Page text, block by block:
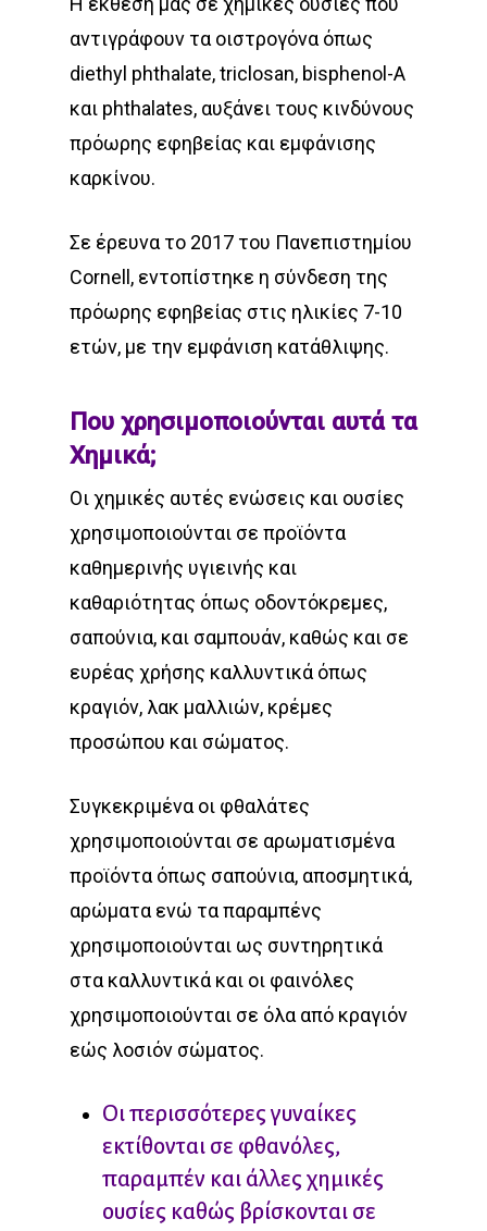
αντιγράφουν τα οιστρογόνα όπως
diethyl phthalate, triclosan, bisphenol-A
και phthalates, αυξάνει τους κινδύνους
πρόωρης εφηβείας και εμφάνισης
καρκίνου.
Σε έρευνα το 2017 του Πανεπιστημίου
Cornell, εντοπίστηκε η σύνδεση της
πρόωρης εφηβείας στις ηλικίες 7-10
ετών, με την εμφάνιση κατάθλιψης.
Που χρησιμοποιούνται αυτά τα
Χημικά;
Οι χημικές αυτές ενώσεις και ουσίες
χρησιμοποιούνται σε προϊόντα
καθημερινής υγιεινής και
καθαριότητας όπως οδοντόκρεμες,
σαπούνια, και σαμπουάν, καθώς και σε
ευρέας χρήσης καλλυντικά όπως
κραγιόν, λακ μαλλιών, κρέμες
προσώπου και σώματος.
Συγκεκριμένα οι φθαλάτες
χρησιμοποιούνται σε αρωματισμένα
προϊόντα όπως σαπούνια, αποσμητικά,
αρώματα ενώ τα παραμπένς
χρησιμοποιούνται ως συντηρητικά
στα καλλυντικά και οι φαινόλες
χρησιμοποιούνται σε όλα από κραγιόν
εώς λοσιόν σώματος.
Οι περισσότερες γυναίκες
εκτίθονται σε φθανόλες,
παραμπέν και άλλες χημικές
ουσίες καθώς βρίσκονται σε